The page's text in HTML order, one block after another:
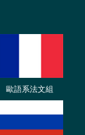
歐語系法文組